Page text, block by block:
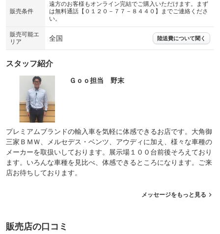
販売条件
遠方のお客様もオンライン完結でご購入いただけます。まず
は無料通話【０１２０－７７－８４４０】までご連絡くださ
い。
販売可能エ
リア
全国 陸送費について聞く
スタッフ紹介
Ｇｏｏ担当 野末
プレミアムブランドの輸入車を気軽に体感できるお店です。大角御
三家ＢＭＷ、メルセデス・ベンツ、アウディに加え、様々な車種の
メーカーを取扱いしております。展示場１００台前後そろえており
ます。いろんな車種を見比べ、体感できるところになります。ご来
店お待ちしております。
メッセージをもっと見る
販売店の口コミ